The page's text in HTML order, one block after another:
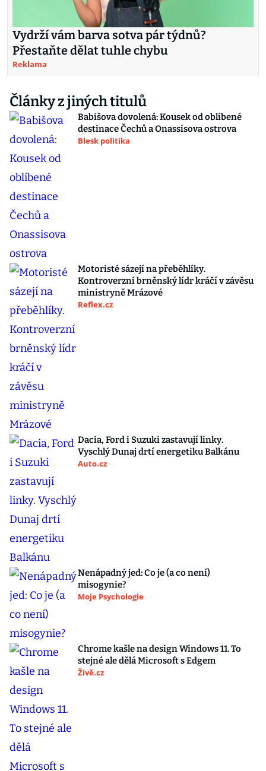
Vydrží vám barva sotva pár týdnů?
Přestaňte dělat tuhle chybu
Reklama
Články z jiných titulů
Babišova dovolená: Kousek od oblíbené
destinace Čechů a Onassisova ostrova
Blesk politika
Motoristé sázejí na přeběhlíky.
Kontroverzní brněnský lídr kráčí v závěsu
ministryně Mrázové
Reflex.cz
Dacia, Ford i Suzuki zastavují linky.
Vyschlý Dunaj drtí energetiku Balkánu
Auto.cz
Nenápadný jed: Co je (a co není)
misogynie?
Moje Psychologie
Chrome kašle na design Windows 11. To
stejné ale dělá Microsoft s Edgem
Živě.cz